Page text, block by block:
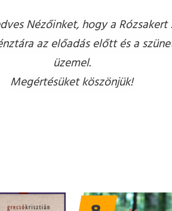
Nézőinket, hogy a
az előadás előtt és a
üzemel.
Megértésüket köszönjük!